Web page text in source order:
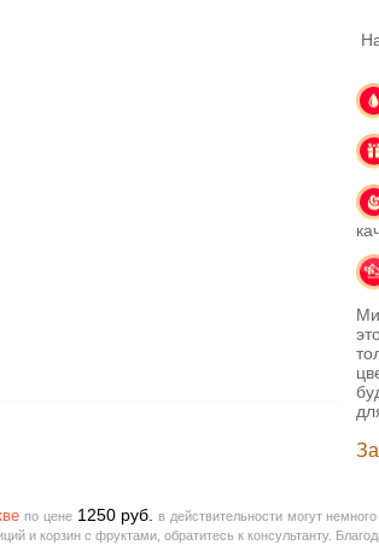
по цене 1250 руб. в действительности могут
и корзин с фруктами, обратитесь к консультанту.